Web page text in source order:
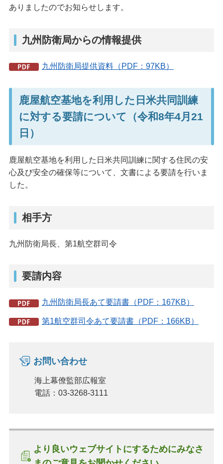
ありましたのでお知らせします。
九州防衛局からの情報提供
九州防衛局提供資料（PDF：97KB）
鹿屋航空基地を利用した日米共同訓練
に対する要請について（令和8年4月21
日）
鹿屋航空基地を利用した日米共同訓練に関する住民の安
心及び安全の確保等について、文書による要請を行いま
した。
相手方
九州防衛局長、第1航空群司令
要請内容
九州防衛局長あて要請書（PDF：167KB）
第1航空群司令あて要請書（PDF：166KB）
お問い合わせ
海上幕僚監部広報室
電話：03-3268-3111
より良いウェブサイトにするためにみなさ